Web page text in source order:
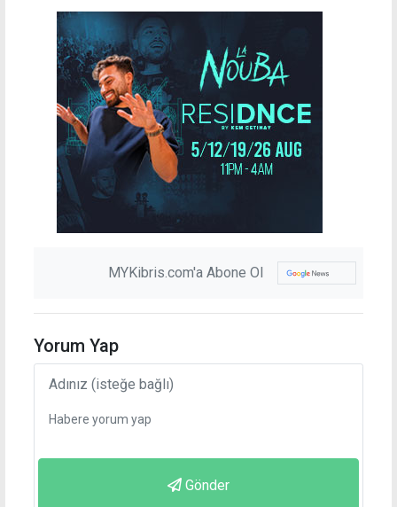
MYKibris.com'a Abone Ol
Yorum Yap
Gönder